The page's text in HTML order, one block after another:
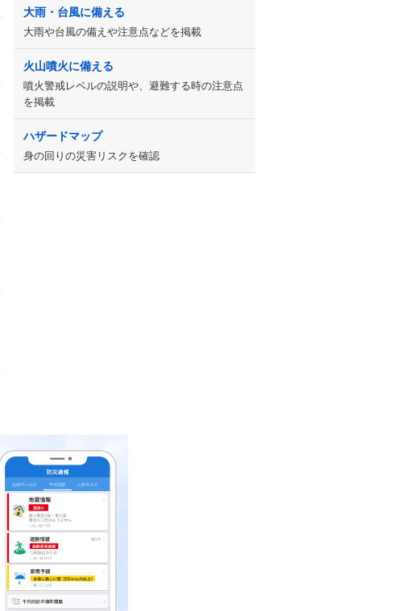
大雨・台風に備える
大雨や台風の備えや注意点などを掲載
火山噴火に備える
噴火警戒レベルの説明や、避難する時の注意点
を掲載
ハザードマップ
身の回りの災害リスクを確認